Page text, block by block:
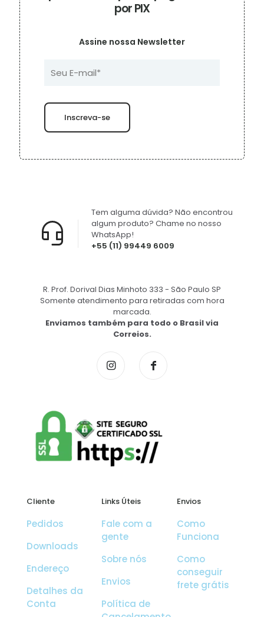
por PIX
Assine nossa Newsletter
+55 (11) 99449 6009
Tem alguma dúvida? Não encontrou
algum produto? Chame no nosso
WhatsApp!
R. Prof. Dorival Dias Minhoto 333 - São Paulo SP
Somente atendimento para retiradas com hora
marcada.
Enviamos também para todo o Brasil via
Correios.
Cliente
Pedidos
Downloads
Endereço
Detalhes da
Conta
Links Úteis
Fale com a
gente
Sobre nós
Envios
Política de
Envios
Como
Funciona
Como
conseguir
frete grátis